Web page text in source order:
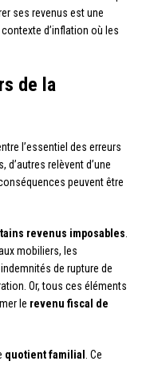
ses revenus est une
d’inflation où les
de la
l’essentiel des erreurs
d’autres relèvent d’une
peuvent être
revenus imposables
mobiliers, les
de rupture de
Or, tous ces éléments
le revenu fiscal de
quotient familial . Ce